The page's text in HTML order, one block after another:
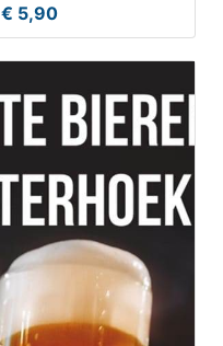
favoriete
gereedschap"
€ 5,90